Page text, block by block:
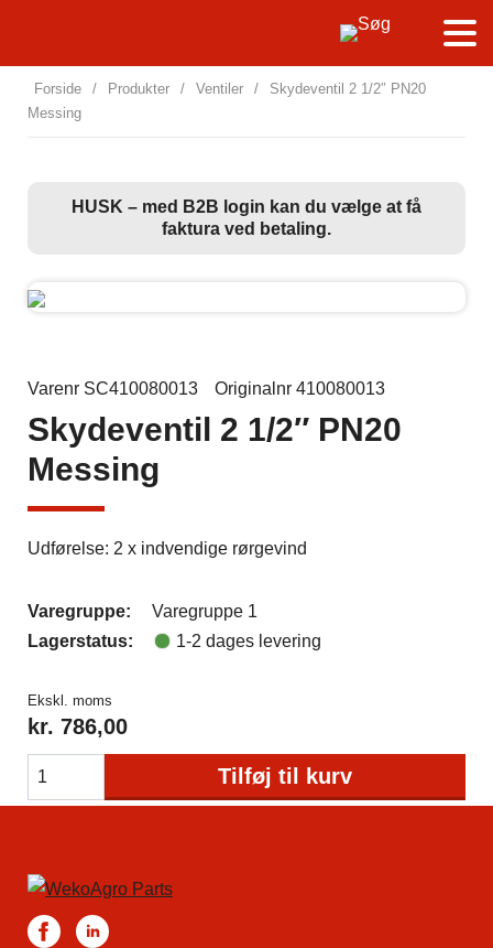
Forside / Produkter / Ventiler /
Skydeventil 2 1/2″ PN20
Messing
HUSK – med B2B login kan du vælge at få
faktura ved betaling.
Varenr SC410080013 Originalnr 410080013
Skydeventil 2 1/2″ PN20
Messing
Udførelse: 2 x indvendige rørgevind
Varegruppe:
Varegruppe 1
Lagerstatus:
1-2 dages levering
Ekskl. moms
kr. 786,00
Tilføj til kurv